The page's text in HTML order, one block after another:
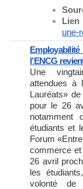
une-
l’ENCG
Une
attendues à
Lauréats»
pour le 26
notamment
étudiants et
Forum
commerce
26 avril
les
volonté de